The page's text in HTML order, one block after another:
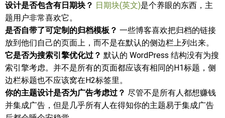
设计是否包含有日期块？ 日期块(英文)是个养眼的东西，主
题用户非常喜欢它。
是否自带了可定制的归档模板？ 一些博客喜欢把归档的链接
放到他们自己的页面上，而不是在默认的侧边栏上列出来。
它是否为搜索引擎优化过？ 默认的 WordPress 结构没有为搜
索引擎考虑。并不是所有的页面都应该有相同的H1标题，侧
边栏标题也不应该窝在H2标签里。
你的主题设计是否为广告考虑过？ 尽管不是所有人都想赚钱
并集成广告，但是几乎所有人在得知你的主题易于集成广告